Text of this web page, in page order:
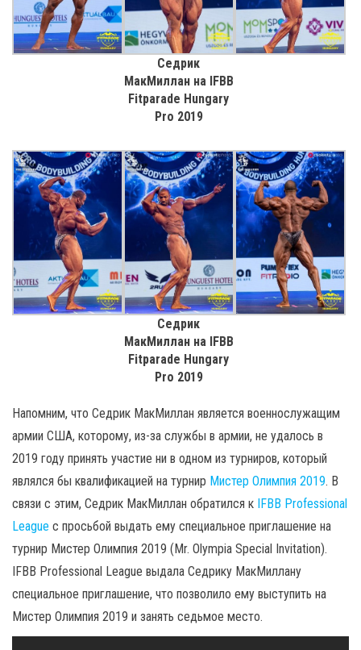
Седрик
МакМиллан на IFBB
Fitparade Hungary
Pro 2019
Седрик
МакМиллан на IFBB
Fitparade Hungary
Pro 2019
Напомним, что Седрик МакМиллан является военнослужащим
армии США, которому, из-за службы в армии, не удалось в
2019 году принять участие ни в одном из турниров, который
являлся бы квалификацией на турнир Мистер Олимпия 2019. В
связи с этим, Седрик МакМиллан обратился к IFBB Professional
League с просьбой выдать ему специальное приглашение на
турнир Мистер Олимпия 2019 (Mr. Olympia Special Invitation).
IFBB Professional League выдала Седрику МакМиллану
специальное приглашение, что позволило ему выступить на
Мистер Олимпия 2019 и занять седьмое место.